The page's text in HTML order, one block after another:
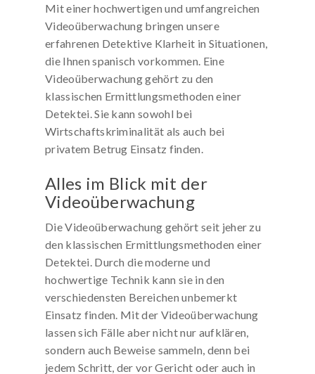
Mit einer hochwertigen und umfangreichen
Videoüberwachung bringen unsere
erfahrenen Detektive Klarheit in Situationen,
die Ihnen spanisch vorkommen. Eine
Videoüberwachung gehört zu den
klassischen Ermittlungsmethoden einer
Detektei. Sie kann sowohl bei
Wirtschaftskriminalität als auch bei
privatem Betrug Einsatz finden.
Alles im Blick mit der
Videoüberwachung
Die Videoüberwachung gehört seit jeher zu
den klassischen Ermittlungsmethoden einer
Detektei. Durch die moderne und
hochwertige Technik kann sie in den
verschiedensten Bereichen unbemerkt
Einsatz finden. Mit der Videoüberwachung
lassen sich Fälle aber nicht nur aufklären,
sondern auch Beweise sammeln, denn bei
jedem Schritt, der vor Gericht oder auch in